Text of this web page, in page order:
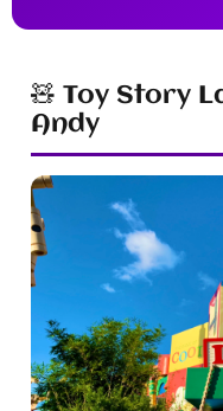
🧸 Toy Story
Andy